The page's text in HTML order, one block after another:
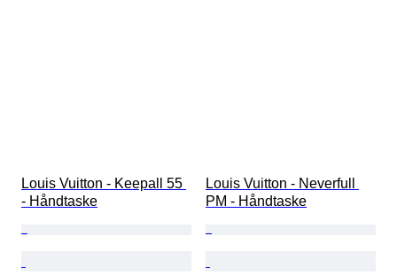
Louis Vuitton - Keepall 55
- Håndtaske
Louis Vuitton - Neverfull
PM - Håndtaske